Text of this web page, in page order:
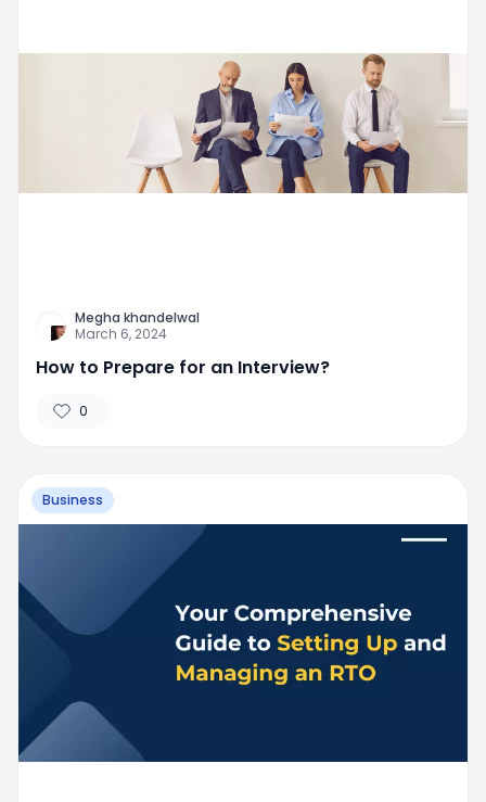
Megha khandelwal
March 6, 2024
How to Prepare for an Interview?
0
Business